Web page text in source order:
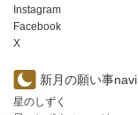
Instagram
Facebook
X
新月の願い事
星のしずく